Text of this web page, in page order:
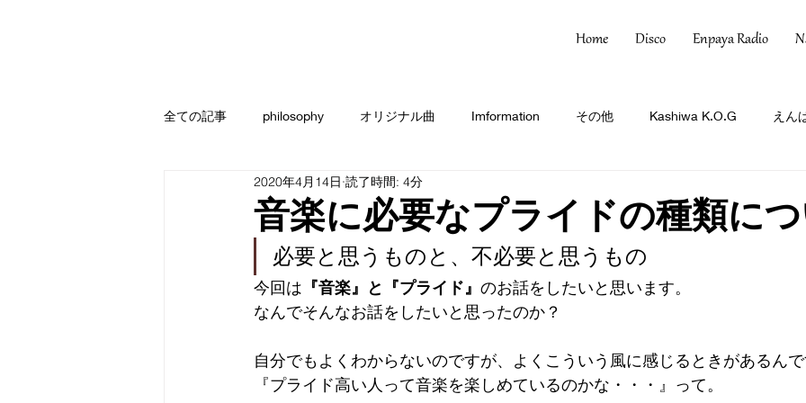
Home Disco Enpaya Radio
全ての記事 philosophy オリジナル曲 Imformation その他 Kashiwa K.O.G えん
音楽に必要なプライドの種類に
2020年4月14日 読了時間: 4分
必要と思うものと、不必要と思うもの
今回は 『音楽』と『プライド』 のお話をしたいと思います。
なんでそんなお話をしたいと思ったのか？
自分でもよくわからないのですが、よくこういう風に感じるときがあるん
『プライド高い人って音楽を楽しめているのかな・・・』 って。